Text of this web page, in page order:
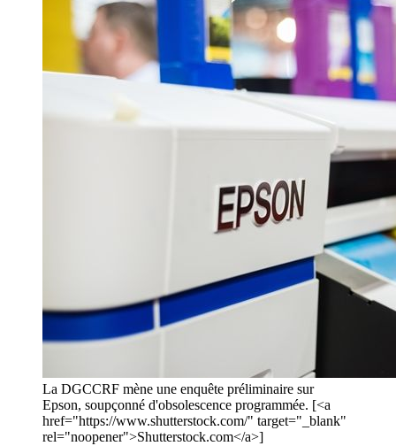
La DGCCRF mène une enquête préliminaire sur
Epson, soupçonné d'obsolescence programmée. [<a
href="https://www.shutterstock.com/" target="_blank"
rel="noopener">Shutterstock.com</a>]